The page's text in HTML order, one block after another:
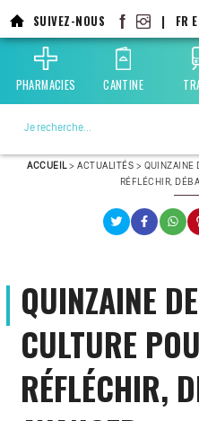
SUIVEZ-NOUS | FR
PHARMACIES CANTINE
ACCUEIL>ACTUALITÉS > QUINZAINE
RÉFLÉCHIR,
QUINZAINE
CULTURE
RÉFLÉCHIR,